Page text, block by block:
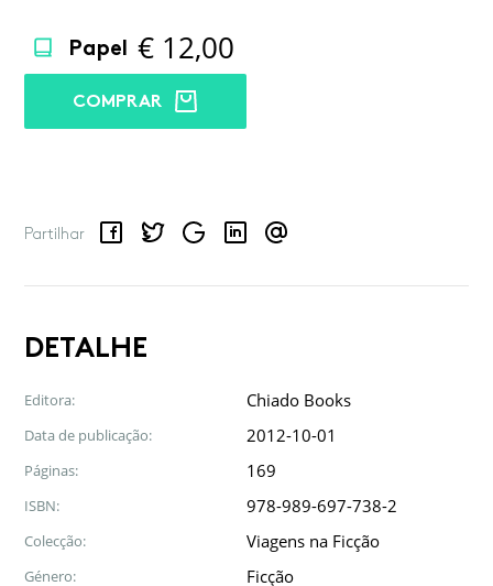
Papel € 12,00
COMPRAR
Partilhar
FacebookTwitterGoogle LinkedInEmail
DETALHE
Editora: Chiado Books
Data de publicação: 2012-10-01
Páginas: 169
ISBN: 978-989-697-738-2
Colecção: Viagens na Ficção
Género: Ficção